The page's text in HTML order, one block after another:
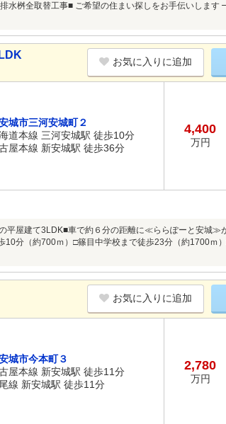
水桝全取替工事■ ご希望の住まい探しをお手伝いし
お気に入りに追加
城市三河安城町２
海道本線 三河安城駅 徒歩10分
屋本線 新安城駅 徒歩36分
4,400
万円
平屋建て3LDK■車で約６分の距離に≪ららぽーと安城≫
10分（約700ｍ）□篠目中学校まで徒歩23分（約1700ｍ
お気に入りに追加
城市今本町３
屋本線 新安城駅 徒歩11分
線 新安城駅 徒歩11分
2,780
万円